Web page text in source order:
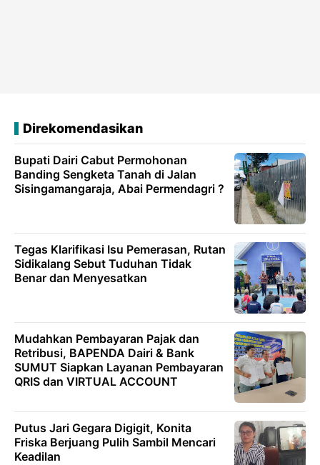
Direkomendasikan
Bupati Dairi Cabut Permohonan
Banding Sengketa Tanah di Jalan
Sisingamangaraja, Abai Permendagri ?
Tegas Klarifikasi Isu Pemerasan, Rutan
Sidikalang Sebut Tuduhan Tidak
Benar dan Menyesatkan
Mudahkan Pembayaran Pajak dan
Retribusi, BAPENDA Dairi & Bank
SUMUT Siapkan Layanan Pembayaran
QRIS dan VIRTUAL ACCOUNT
Putus Jari Gegara Digigit, Konita
Friska Berjuang Pulih Sambil Mencari
Keadilan